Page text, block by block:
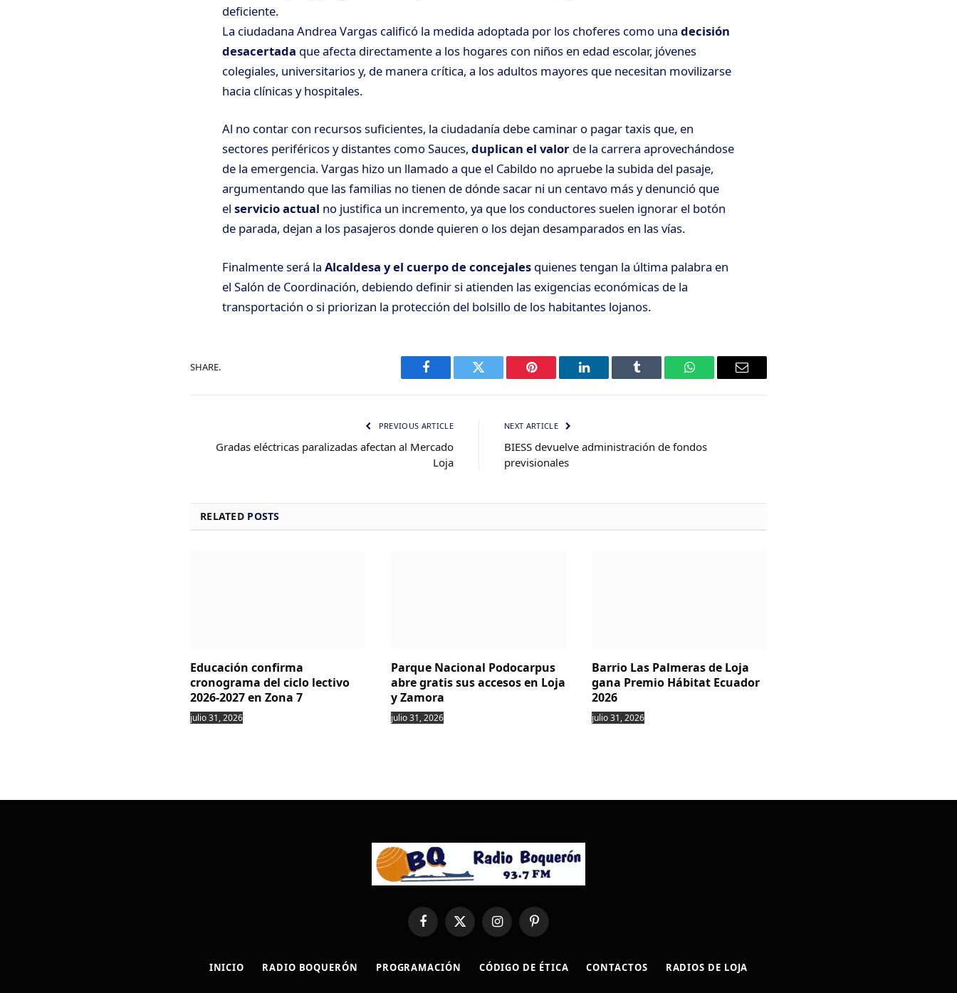
deficiente.
La ciudadana Andrea Vargas calificó la medida adoptada por los choferes como una decisión
desacertada que afecta directamente a los hogares con niños en edad escolar, jóvenes
colegiales, universitarios y, de manera crítica, a los adultos mayores que necesitan movilizarse
hacia clínicas y hospitales.
Al no contar con recursos suficientes, la ciudadanía debe caminar o pagar taxis que, en
sectores periféricos y distantes como Sauces, duplican el valor de la carrera aprovechándose
de la emergencia. Vargas hizo un llamado a que el Cabildo no apruebe la subida del pasaje,
argumentando que las familias no tienen de dónde sacar ni un centavo más y denunció que
el servicio actual no justifica un incremento, ya que los conductores suelen ignorar el botón
de parada, dejan a los pasajeros donde quieren o los dejan desamparados en las vías.
Finalmente será la Alcaldesa y el cuerpo de concejales quienes tengan la última palabra en
el Salón de Coordinación, debiendo definir si atienden las exigencias económicas de la
transportación o si priorizan la protección del bolsillo de los habitantes lojanos.
SHARE.
Facebook Twitter Pinterest LinkedIn Tumblr WhatsAppEmail
PREVIOUS ARTICLE
Gradas eléctricas paralizadas afectan al Mercado
Loja
NEXT ARTICLE
BIESS devuelve administración de fondos
previsionales
RELATED POSTS
Educación confirma
cronograma del ciclo lectivo
2026-2027 en Zona 7
julio 31, 2026
Parque Nacional Podocarpus
abre gratis sus accesos en Loja
y Zamora
julio 31, 2026
Barrio Las Palmeras de Loja
gana Premio Hábitat Ecuador
2026
julio 31, 2026
FacebookX
(Twitter)
InstagramPinterest
INICIO RADIO BOQUERÓN PROGRAMACIÓN CÓDIGO DE ÉTICA CONTACTOS RADIOS DE LOJA